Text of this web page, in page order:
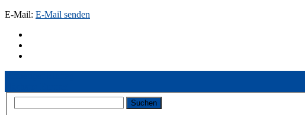
E-Mail: E-Mail senden